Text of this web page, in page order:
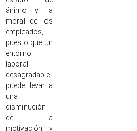
ánimo y la
moral de los
empleados,
puesto que un
entorno
laboral
desagradable
puede llevar a
una
disminución
de la
motivación y